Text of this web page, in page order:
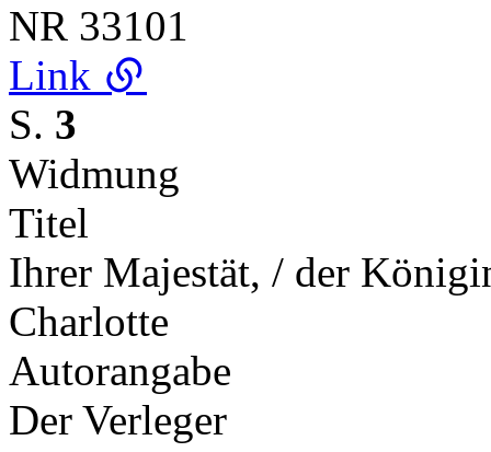
NR 33101
Link
S. 3
Widmung
Titel
Ihrer Majestät, / der
Charlotte
Autorangabe
Der Verleger